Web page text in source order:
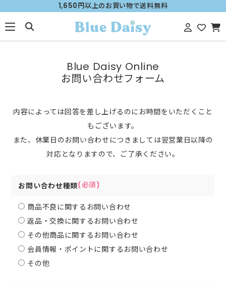
1,650円以上のお買い物で送料無料
Blue Daisy Online
お問い合わせフォーム
内容によっては回答を差し上げるのにお時間をいただくこと
もございます。
また、休業日のお問い合わせにつきましては翌営業日以降の
対応となりますので、ご了承ください。
お問い合わせ種類(必須)
商品不良に関するお問い合わせ
返品・交換に関するお問い合わせ
その他商品に関するお問い合わせ
会員情報・ポイントに関するお問い合わせ
その他